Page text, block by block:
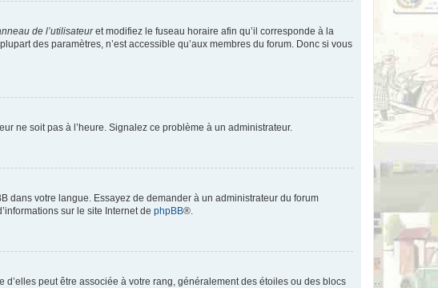
de l’utilisateuret modifiez le fuseau horaire afin qu’il corresponde à la
des paramètres, n’est accessible qu’aux membres du forum. Donc si vous
ne soit pas à l’heure. Signalez ce problème à un administrateur.
dans votre langue. Essayez de demander à un administrateur du forum
sur le site Internet de phpBB®.
d’elles peut être associée à votre rang, généralement des étoiles ou des blocs